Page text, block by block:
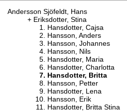
Andersson Sjöfeldt, Hans
Eriksdotter, Stina
Hansdotter, Cajsa
Hansson, Anders
Hansson, Johannes
Hansson, Nils
Hansdotter, Maria
Hansdotter, Charlotta
Hansdotter, Britta
Hansson, Petter
Hansdotter, Lena
Hansson, Erik
Hansdotter, Britta Stina